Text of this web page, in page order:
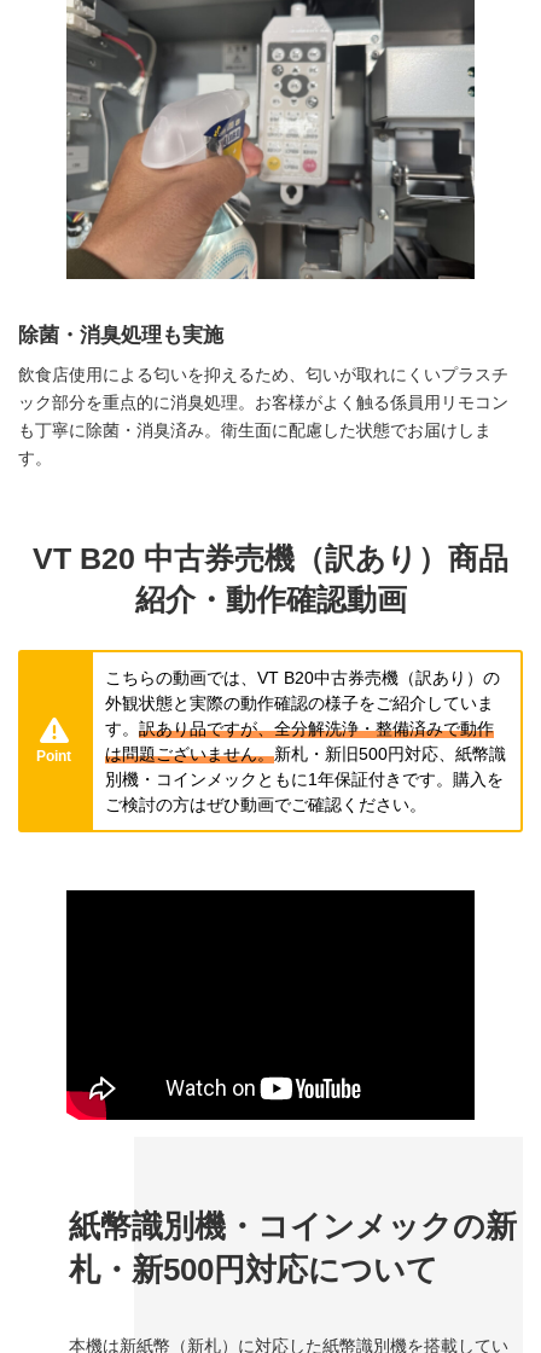
除菌・消臭処理も実施
飲食店使用による匂いを抑えるため、匂いが取れにくいプラスチ
ック部分を重点的に消臭処理。お客様がよく触る係員用リモコン
も丁寧に除菌・消臭済み。衛生面に配慮した状態でお届けしま
す。
VT B20 中古券売機（訳あり）商品
紹介・動作確認動画
Point
こちらの動画では、VT B20中古券売機（訳あり）の
外観状態と実際の動作確認の様子をご紹介していま
す。訳あり品ですが、全分解洗浄・整備済みで動作
は問題ございません。新札・新旧500円対応、紙幣識
別機・コインメックともに1年保証付きです。購入を
ご検討の方はぜひ動画でご確認ください。
紙幣識別機・コインメックの新
札・新500円対応について
本機は新紙幣（新札）に対応した紙幣識別機を搭載してい